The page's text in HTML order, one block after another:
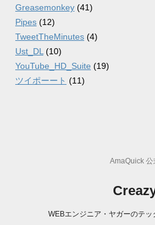
Greasemonkey (41)
Pipes (12)
TweetTheMinutes (4)
Ust_DL (10)
YouTube_HD_Suite (19)
ツイポーート (11)
AmaQuick 公
WEBエンジニア・ヤガーのテ